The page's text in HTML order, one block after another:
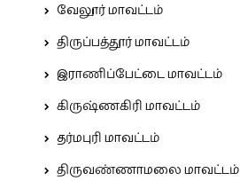
வேலூர் மாவட்டம்
திருப்பத்தூர் மாவட்டம்
இராணிப்பேட்டை மாவட்டம்
கிருஷ்ணகிரி மாவட்டம்
தர்மபுரி மாவட்டம்
திருவண்ணாமலை மாவட்டம்